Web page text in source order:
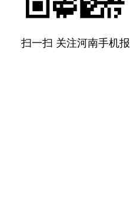
扫一扫 关注河南手机报